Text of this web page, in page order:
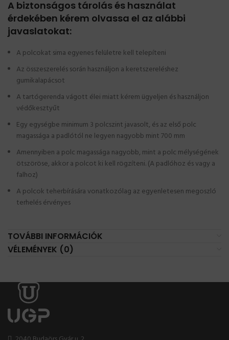
A biztonságos tárolás és használat
érdekében kérem olvassa el az alábbi
javaslatokat:
A polcokat sima egyenes felületre kell telepíteni
Az összeszerelés során használjon a keretszereléshez
gumikalapácsot
A tartógerenda vágott élei miatt kérem ügyeljen és használjon
védőkesztyűt
Egy egységbe minimum 3 polcszint javasolt, és az első polc
magassága a padlótól ne legyen nagyobb mint 700 mm
Amennyiben a polc magassága nagyobb, mint a polc mélységének
ötszöröse, akkor a polcot ki kell rögzíteni. (A padlóhoz és vagy a
falhoz)
A polcok teherbírására vonatkozólag az egyenletesen megoszló
terhelés érvényes
TOVÁBBI INFORMÁCIÓK
VÉLEMÉNYEK (0)